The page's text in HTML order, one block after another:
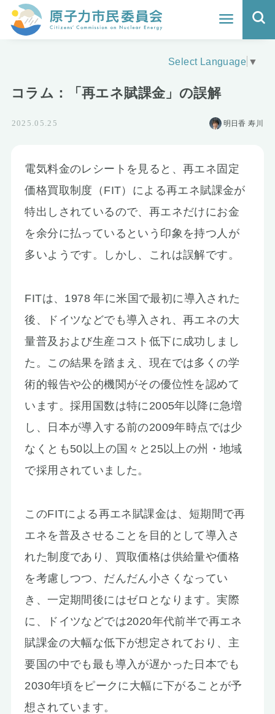
ホーム
どうする？エネルギー
Q&A
原子力市民委員会について
活動報告
Select Language ▼
コラム：「再エネ賦課金」の誤解
2025.05.25 明日香 寿川
電気料金のレシートを見ると、再エネ固定
価格買取制度（FIT）による再エネ賦課金が
特出しされているので、再エネだけにお金
を余分に払っているという印象を持つ人が
多いようです。しかし、これは誤解です。
FITは、1978 年に米国で最初に導入された
後、ドイツなどでも導入され、再エネの大
量普及および生産コスト低下に成功しまし
た。この結果を踏まえ、現在では多くの学
術的報告や公的機関がその優位性を認めて
います。採用国数は特に2005年以降に急増
し、日本が導入する前の2009年時点では少
なくとも50以上の国々と25以上の州・地域
で採用されていました。
このFITによる再エネ賦課金は、短期間で再
エネを普及させることを目的として導入さ
れた制度であり、買取価格は供給量や価格
を考慮しつつ、だんだん小さくなってい
き、一定期間後にはゼロとなります。実際
に、ドイツなどでは2020年代前半で再エネ
賦課金の大幅な低下が想定されており、主
要国の中でも最も導入が遅かった日本でも
2030年頃をピークに大幅に下がることが予
想されています。